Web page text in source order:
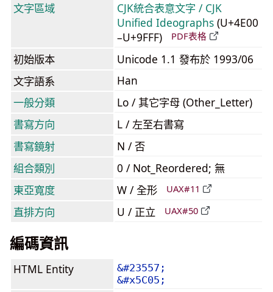
文字區域
CJK統合表意文字 / CJK
Unified Ideographs (U+4E00
–U+9FFF)
PDF表格
初始版本
Unicode 1.1 發布於 1993/06
文字語系
Han
一般分類
Lo / 其它字母 (Other_Letter)
書寫方向
L / 左至右書寫
書寫鏡射
N / 否
組合類別
0 / Not_Reordered; 無
東亞寬度
W / 全形 UAX#11
直排方向 U / 正立 UAX#50
編碼資訊
HTML Entity
&#23557;
&#x5C05;